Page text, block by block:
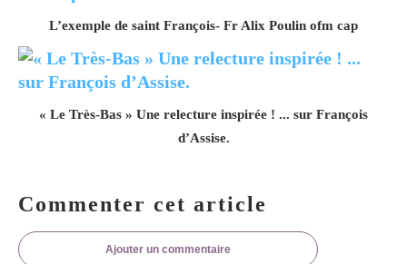
L’exemple de saint François- Fr Alix Poulin ofm cap
« Le Très-Bas » Une relecture inspirée ! ... sur François
d’Assise.
Commenter cet article
Ajouter un commentaire